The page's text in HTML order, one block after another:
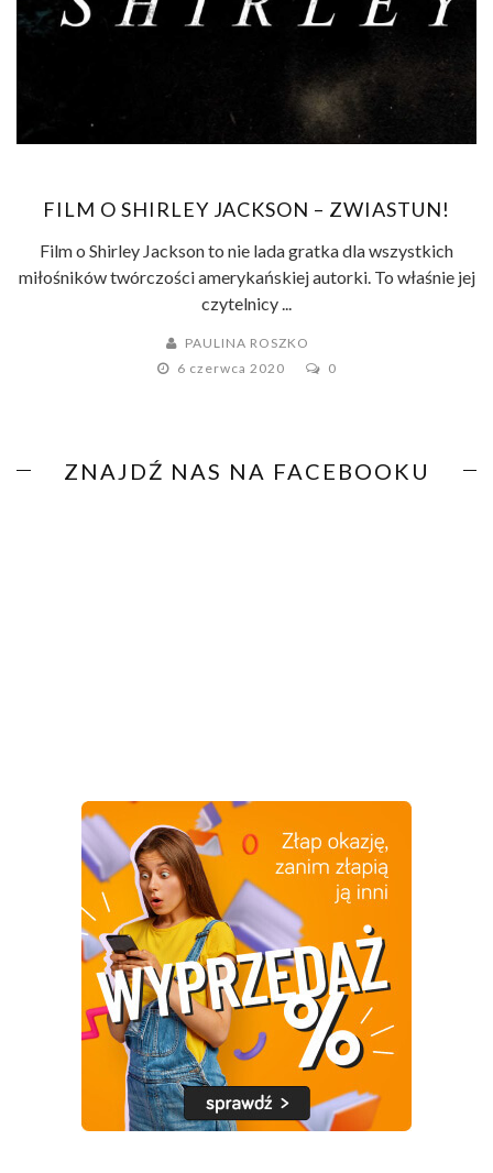
FILM O SHIRLEY JACKSON – ZWIASTUN!
Film o Shirley Jackson to nie lada gratka dla wszystkich
miłośników twórczości amerykańskiej autorki. To właśnie jej
czytelnicy ...
PAULINA ROSZKO
6 czerwca 2020
0
ZNAJDŹ NAS NA FACEBOOKU